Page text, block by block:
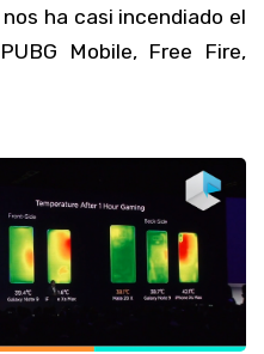
ha casi incendiado el
Mobile, Free Fire,